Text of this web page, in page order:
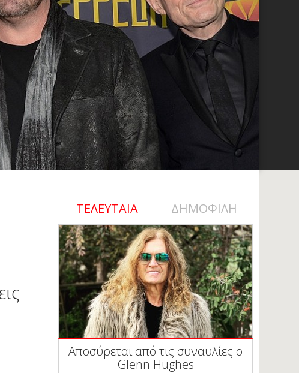
ΤΕΛΕΥΤΑΙΑ ΔΗΜΟΦΙΛΗ
Αποσύρεται από τις συναυλίες ο
Glenn Hughes